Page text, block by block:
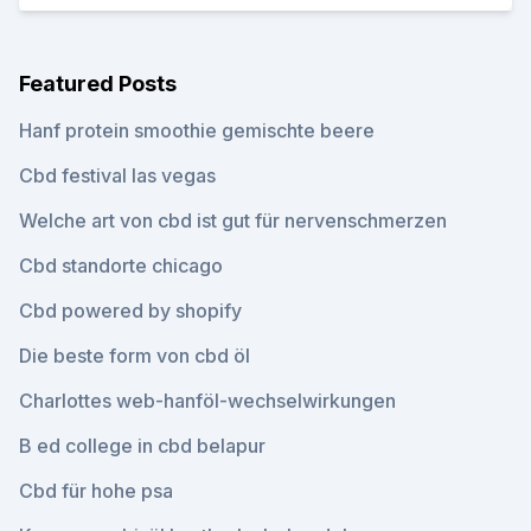
Featured Posts
Hanf protein smoothie gemischte beere
Cbd festival las vegas
Welche art von cbd ist gut für nervenschmerzen
Cbd standorte chicago
Cbd powered by shopify
Die beste form von cbd öl
Charlottes web-hanföl-wechselwirkungen
B ed college in cbd belapur
Cbd für hohe psa